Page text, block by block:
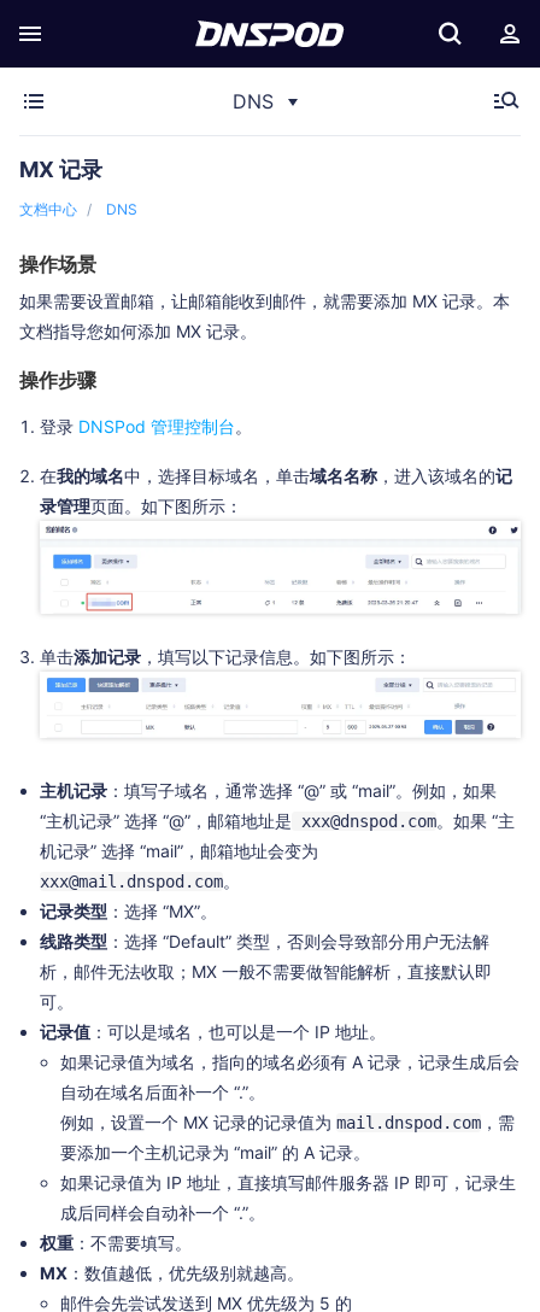
DNS
MX 记录
文档中心 DNS
操作场景
如果需要设置邮箱，让邮箱能收到邮件，就需要添加 MX 记录。本
文档指导您如何添加 MX 记录。
操作步骤
登录 DNSPod 管理控制台。
在我的域名中，选择目标域名，单击域名名称 ，进入该域名的记
录管理页面。如下图所示：
单击添加记录 ，填写以下记录信息。如下图所示：
主机记录 ：填写子域名，通常选择 “@” 或 “mail”。例如，如果
“主机记录” 选择 “@”，邮箱地址是 xxx@dnspod.com。如果 “主
机记录” 选择 “mail”，邮箱地址会变为
xxx@mail.dnspod.com。
记录类型 ：选择 “MX”。
线路类型 ：选择 “Default” 类型，否则会导致部分用户无法解
析，邮件无法收取；MX 一般不需要做智能解析，直接默认即
可。
记录值 ：可以是域名，也可以是一个 IP 地址。
如果记录值为域名，指向的域名必须有 A 记录，记录生成后会
自动在域名后面补一个 “.”。
例如，设置一个 MX 记录的记录值为 mail.dnspod.com ，需
要添加一个主机记录为 “mail” 的 A 记录。
如果记录值为 IP 地址，直接填写邮件服务器 IP 即可，记录生
成后同样会自动补一个 “.”。
权重 ：不需要填写。
MX ：数值越低，优先级别就越高。
邮件会先尝试发送到 MX 优先级为 5 的